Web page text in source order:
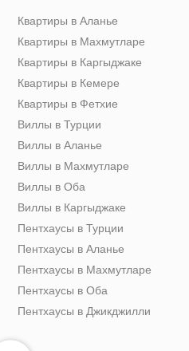
Квартиры в Аланье
Квартиры в Махмутларе
Квартиры в Каргыджаке
Квартиры в Кемере
Квартиры в Фетхие
Виллы в Турции
Виллы в Аланье
Виллы в Махмутларе
Виллы в Оба
Виллы в Каргыджаке
Пентхаусы в Турции
Пентхаусы в Аланье
Пентхаусы в Махмутларе
Пентхаусы в Оба
Пентхаусы в Джикджилли